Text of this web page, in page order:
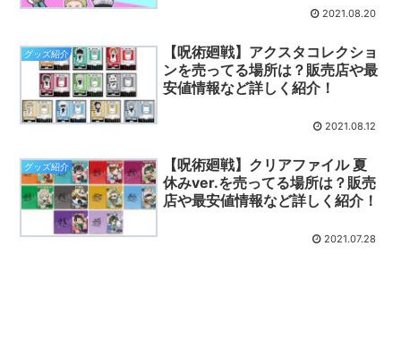
2021.08.20
グッズ紹介
【呪術廻戦】アクスタコレクショ
ンを売ってる場所は？販売店や最
安値情報など詳しく紹介！
2021.08.12
グッズ紹介
【呪術廻戦】クリアファイル 夏
休みver.を売ってる場所は？販売
店や最安値情報など詳しく紹介！
2021.07.28